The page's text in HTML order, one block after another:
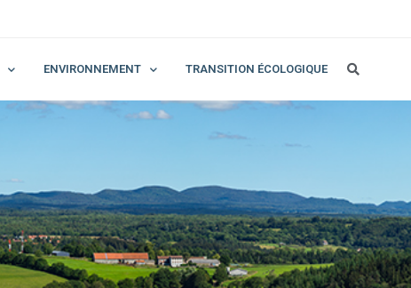
ENVIRONNEMENT TRANSITION ÉCOLOGIQUE